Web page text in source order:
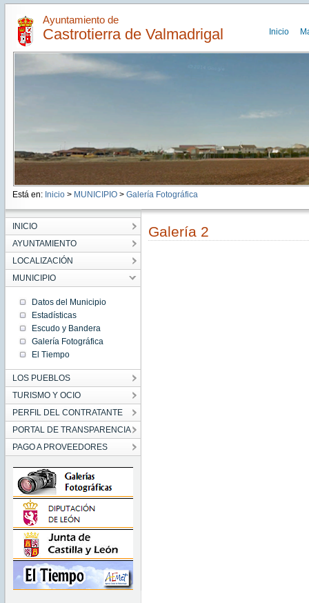
Ayuntamiento de
Castrotierra de Valmadrigal Inicio
Está en: Inicio > MUNICIPIO> Galería Fotográfica
INICIO
AYUNTAMIENTO
LOCALIZACIÓN
MUNICIPIO
Datos del Municipio
Estadísticas
Escudo y Bandera
Galería Fotográfica
El Tiempo
LOS PUEBLOS
TURISMO Y OCIO
PERFIL DEL CONTRATANTE
PORTAL DE TRANSPARENCIA
PAGO A PROVEEDORES
Galería 2